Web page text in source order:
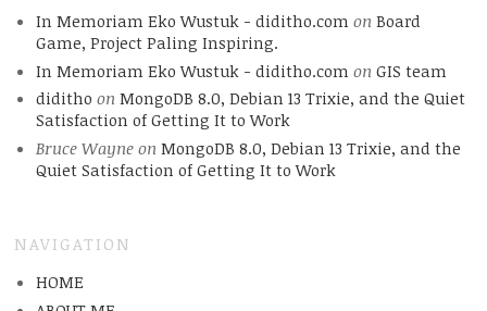
In Memoriam Eko Wustuk - diditho.com on Board
Game, Project Paling Inspiring.
In Memoriam Eko Wustuk - diditho.com on GIS team
diditho on MongoDB 8.0, Debian 13 Trixie, and the Quiet
Satisfaction of Getting It to Work
Bruce Wayneon MongoDB 8.0, Debian 13 Trixie, and the
Quiet Satisfaction of Getting It to Work
NAVIGATION
HOME